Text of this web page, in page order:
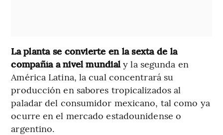
La planta se convierte en la sexta de la
compañía a nivel mundial y la segunda en
América Latina, la cual concentrará su
producción en sabores tropicalizados al
paladar del consumidor mexicano, tal como ya
ocurre en el mercado estadounidense o
argentino.